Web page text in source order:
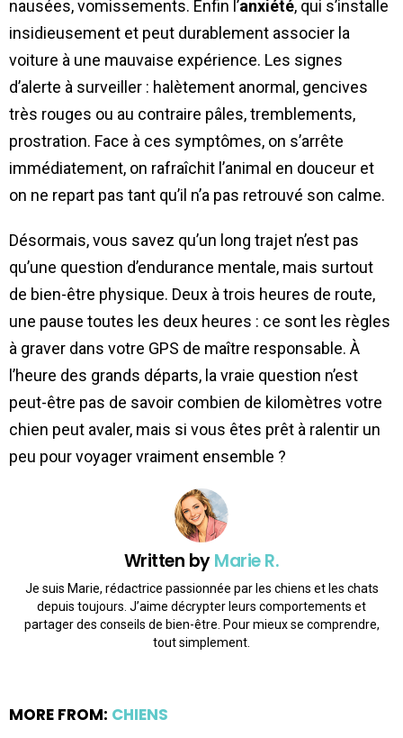
nausées, vomissements. Enfin l’anxiété, qui s’installe
insidieusement et peut durablement associer la
voiture à une mauvaise expérience. Les signes
d’alerte à surveiller : halètement anormal, gencives
très rouges ou au contraire pâles, tremblements,
prostration. Face à ces symptômes, on s’arrête
immédiatement, on rafraîchit l’animal en douceur et
on ne repart pas tant qu’il n’a pas retrouvé son calme.
Désormais, vous savez qu’un long trajet n’est pas
qu’une question d’endurance mentale, mais surtout
de bien-être physique. Deux à trois heures de route,
une pause toutes les deux heures : ce sont les règles
à graver dans votre GPS de maître responsable. À
l’heure des grands départs, la vraie question n’est
peut-être pas de savoir combien de kilomètres votre
chien peut avaler, mais si vous êtes prêt à ralentir un
peu pour voyager vraiment ensemble ?
Written byMarie R.
Je suis Marie, rédactrice passionnée par les chiens et les chats
depuis toujours. J’aime décrypter leurs comportements et
partager des conseils de bien-être. Pour mieux se comprendre,
tout simplement.
MORE FROM: CHIENS